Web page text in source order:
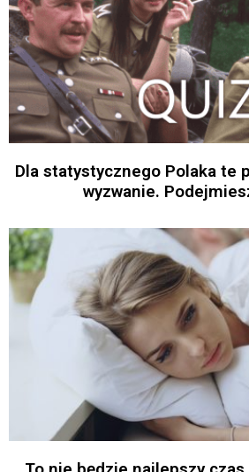
Dla statystycznego Polaka te
wyzwanie.